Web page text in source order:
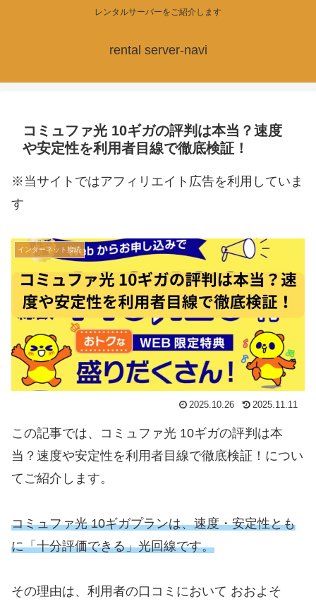
レンタルサーバーをご紹介します
rental server-navi
コミュファ光 10ギガの評判は本当？速度
や安定性を利用者目線で徹底検証！
※当サイトではアフィリエイト広告を利用していま
す
インターネット接続
2025.10.26 2025.11.11
この記事では、コミュファ光 10ギガの評判は本
当？速度や安定性を利用者目線で徹底検証！につい
てご紹介します。
コミュファ光 10ギガプランは、速度・安定性とも
に「十分評価できる」光回線です。
その理由は、利用者の口コミにおいて おおよそ